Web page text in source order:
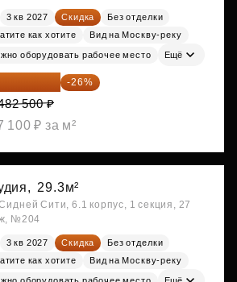
3 кв 2027 Скидка
Без отделки
как хотите
Вид на Москву-реку
оборудовать рабочее место Ещё
037 050 ₽ -26%
500 ₽
100 ₽ за м²
29.3м²
Сити, 6.1 корпус, 1 секция, 27
№204
3 кв 2027 Скидка
Без отделки
как хотите
Вид на Москву-реку
оборудовать рабочее место Ещё